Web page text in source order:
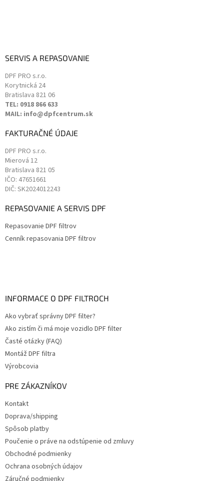
SERVIS A REPASOVANIE
DPF PRO s.r.o.
Korytnická 24
Bratislava 821 06
TEL: 0918 866 633
MAIL: info@dpfcentrum.sk
FAKTURAČNÉ ÚDAJE
DPF PRO s.r.o.
Mierová 12
Bratislava 821 05
IČO: 47651661
DIČ: SK2024012243
REPASOVANIE A SERVIS DPF
Repasovanie DPF filtrov
Cenník repasovania DPF filtrov
INFORMACE O DPF FILTROCH
Ako vybrať správny DPF filter?
Ako zistím či má moje vozidlo DPF filter
Časté otázky (FAQ)
Montáž DPF filtra
Výrobcovia
PRE ZÁKAZNÍKOV
Kontakt
Doprava/shipping
Spôsob platby
Poučenie o práve na odstúpenie od zmluvy
Obchodné podmienky
Ochrana osobných údajov